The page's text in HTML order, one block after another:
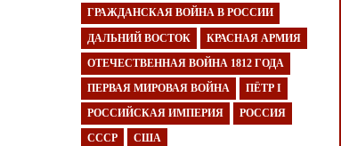
ГРАЖДАНСКАЯ ВОЙНА В РОССИИ
ДАЛЬНИЙ ВОСТОК КРАСНАЯ АРМИЯ
ОТЕЧЕСТВЕННАЯ ВОЙНА 1812 ГОДА
ПЕРВАЯ МИРОВАЯ ВОЙНА ПЁТР I
РОССИЙСКАЯ ИМПЕРИЯ РОССИЯ
СССР США